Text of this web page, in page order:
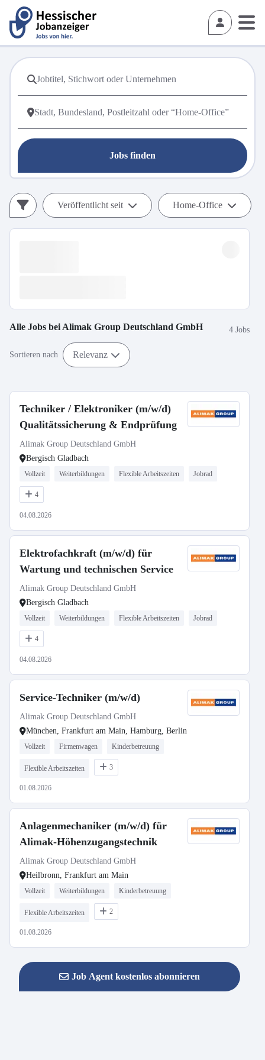
Jobs finden
Veröffentlicht seit Home-Office
Alle Jobs bei Alimak Group Deutschland GmbH 4 Jobs
Sortieren nach Relevanz
Techniker / Elektroniker (m/w/d)
Qualitätssicherung & Endprüfung
Alimak Group Deutschland GmbH
Bergisch Gladbach
Vollzeit Weiterbildungen Flexible Arbeitszeiten Jobrad
4
04.08.2026
Elektrofachkraft (m/w/d) für
Wartung und technischen Service
Alimak Group Deutschland GmbH
Bergisch Gladbach
Vollzeit Weiterbildungen Flexible Arbeitszeiten Jobrad
4
04.08.2026
Service-Techniker (m/w/d)
Alimak Group Deutschland GmbH
München, Frankfurt am Main, Hamburg, Berlin
Vollzeit Firmenwagen Kinderbetreuung
Flexible Arbeitszeiten 3
01.08.2026
Anlagenmechaniker (m/w/d) für
Alimak-Höhenzugangstechnik
Alimak Group Deutschland GmbH
Heilbronn, Frankfurt am Main
Vollzeit Weiterbildungen Kinderbetreuung
Flexible Arbeitszeiten 2
01.08.2026
Job Agent kostenlos abonnieren